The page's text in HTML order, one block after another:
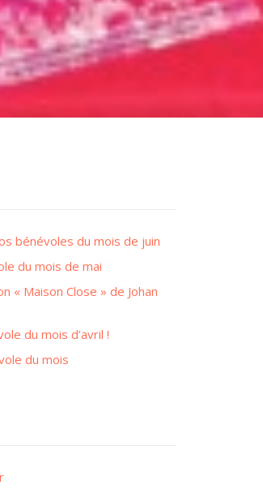
bénévoles du mois de juin
du mois de mai
« Maison Close » de Johan
du mois d’avril !
du mois